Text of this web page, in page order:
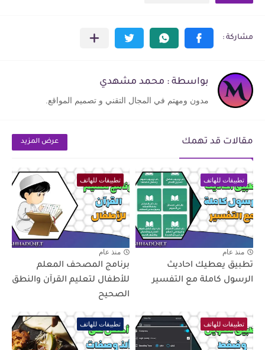
بواسطة : محمد مشهدي
مدون ومهتم في المجال التقني و تصميم المواقع.
مقالات قد تهمك عرض المزيد
تطبيقات للهاتف
منذ عام
تطبيق يعطيك احاديث
الرسول كاملة مع التفسير
تطبيقات للهاتف
منذ عام
برنامج المصحف المعلم
للأطفال لتعليم القرآن والنطق
الصحيح
تطبيقات للهاتف تطبيقات للهاتف